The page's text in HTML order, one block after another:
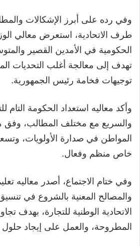
وفي رده على أبرز الإشكالات
طرف الاتحادية، استعرض معالي
الحكومية في الأمدين القصير
تهدف إلى معالجة أغلب التحديات
توجيهات فخامة رئيس الجمهورية.
وأكد معاليه استعداد الحكومة التام
والسريع مع مختلف المطالب، وفق
المواطن في صدارة الأولويات،
خاص منظم وفعال.
وفي ختام الاجتماع، أصدر معاليه
والمصالح المعنية بالشروع في
الاتحادية الوطنية للتجارة، بهدف
المطروحة، والعمل على إيجاد